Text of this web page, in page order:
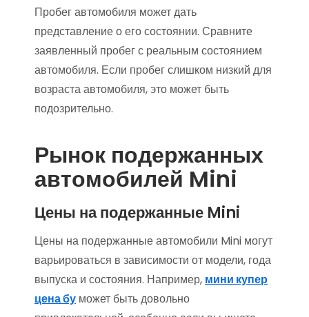
Пробег автомобиля может дать
представление о его состоянии. Сравните
заявленный пробег с реальным состоянием
автомобиля. Если пробег слишком низкий для
возраста автомобиля, это может быть
подозрительно.
Рынок подержанных
автомобилей Mini
Цены на подержанные Mini
Цены на подержанные автомобили Mini могут
варьироваться в зависимости от модели, года
выпуска и состояния. Например, мини купер
цена бу может быть довольно